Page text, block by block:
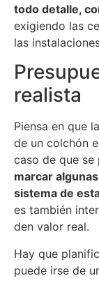
todo detalle,
exigiendo las
las
realista
Piensa en que
de un colchón
caso de que
marcar
sistema de
es también
den valor real.
Hay que
puede irse de